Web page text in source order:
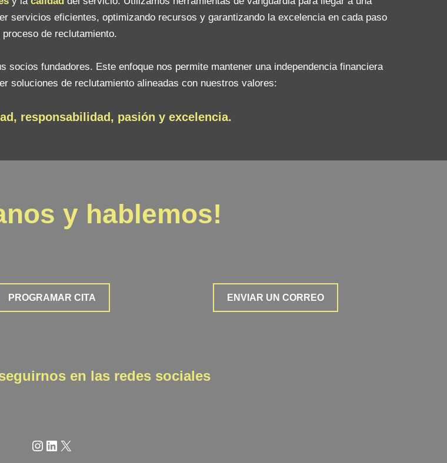
servicios eficientes, optimizando recursos y garantizando la excelencia en cada paso
proceso de reclutamiento.
socios fundadores. Este enfoque nos permite mantener una independencia financiera
soluciones de reclutamiento alineadas con nuestros valores:
responsabilidad, pasión y excelencia.
y hablemos!
PROGRAMAR CITA ENVIAR UN CORREO
en las redes sociales